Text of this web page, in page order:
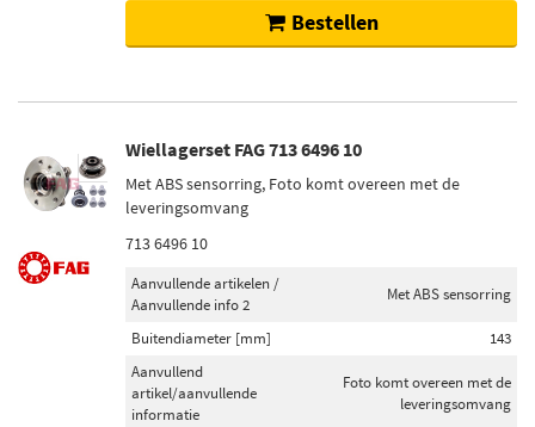
Bestellen
Wiellagerset FAG 713 6496 10
Met ABS sensorring, Foto komt overeen met de
leveringsomvang
713 6496 10
Aanvullende artikelen /
Aanvullende info 2
Met ABS sensorring
Buitendiameter [mm]
143
Aanvullend
artikel/aanvullende
informatie
Foto komt overeen met de
leveringsomvang